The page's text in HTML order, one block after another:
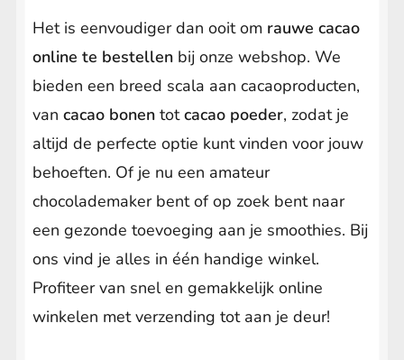
Het is eenvoudiger dan ooit om rauwe cacao
online te bestellen bij onze webshop. We
bieden een breed scala aan cacaoproducten,
van cacao bonen totcacao poeder, zodat je
altijd de perfecte optie kunt vinden voor jouw
behoeften. Of je nu een amateur
chocolademaker bent of op zoek bent naar
een gezonde toevoeging aan je smoothies. Bij
ons vind je alles in één handige winkel.
Profiteer van snel en gemakkelijk online
winkelen met verzending tot aan je deur!